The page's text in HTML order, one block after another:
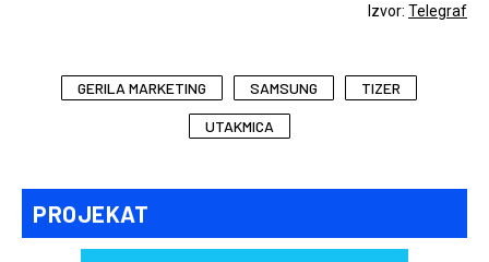
PROJEKAT
Izvor: Telegraf
GERILA MARKETING SAMSUNG TIZER
UTAKMICA